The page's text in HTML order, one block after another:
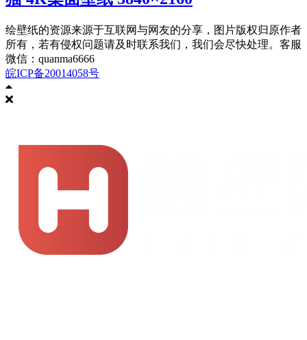
绘壁纸的资源来源于互联网与网友的分享，图片版权归原作者
所有，若有侵权问题请及时联系我们，我们会尽快处理。客服
微信：quanma6666
皖ICP备20014058号